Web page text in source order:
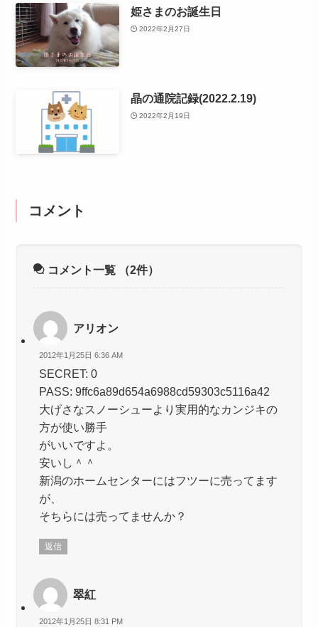
姫さまのお誕生日
2022年2月27日
晶の通院記録(2022.2.19)
2022年2月19日
コメント
コメント一覧 （2件）
アリオン
2012年1月25日 6:36 AM
SECRET: 0
PASS: 9ffc6a89d654a6988cd59303c5116a42
大げさなスノーシューより実用的なカンジキの
方が使い勝手
がいいですよ。
安いし＾＾
新潟のホームセンターにはフツーに売ってます
が、
そちらには売ってませんか？
返信
翠紅
2012年1月25日 8:31 PM